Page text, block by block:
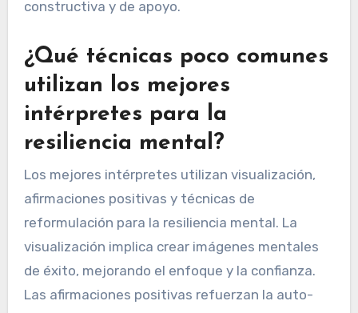
constructiva y de apoyo.
¿Qué técnicas poco comunes
utilizan los mejores
intérpretes para la
resiliencia mental?
Los mejores intérpretes utilizan visualización,
afirmaciones positivas y técnicas de
reformulación para la resiliencia mental. La
visualización implica crear imágenes mentales
de éxito, mejorando el enfoque y la confianza.
Las afirmaciones positivas refuerzan la auto-